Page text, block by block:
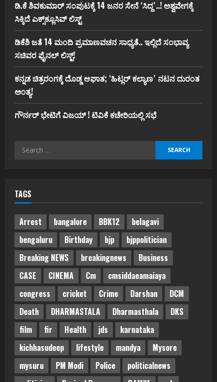
ಡಿ.ಕೆ ಶಿವಕುಮಾರ್‌ ಸಂಪುಟಕ್ಕೆ 14 ಜನರ ಸೇನೆ ʻಸಿದ್ದʼ..! ಅಶ್ವವೇಗಕ್ಕೆ
ಸಿಕ್ಕಿದೆ ಎಕ್ಸ್‌ಕ್ಲೂಸಿವ್‌ ಲಿಸ್ಟ್‌
ಡಿಕೆಶಿ ಜತೆ 14 ಮಂದಿ ಪ್ರಮಾಣವಚನ ಸಾಧ್ಯತೆ.. ಇಲ್ಲಿದೆ ಸಂಭಾವ್ಯ
ಸಚಿವರ ಫೈನಲ್ ಲಿಸ್ಟ್‌!
ಕನ್ನಡ ಚಿತ್ರರಂಗಕ್ಕೆ ದೊಡ್ಡ ಆಘಾತ; ʻಹಿಟ್ಲರ್ ಕಲ್ಯಾಣʼ ನಟನ ದುರಂತ
ಅಂತ್ಯ!
ಗೌರ್ನರ್‌ ಭೇಟಿಗೆ ವಿಜಯ್‌ ! ಟಿವಿಕೆ ಕಚೇರಿಯಲ್ಲಿ ಸಭೆ
Search
TAGS
Arrest bangalore BBK12
belagavi
bengaluru
Birthday bjp
bjppolitician
Breaking NEWS
breakingnews
Business
CASE
CINEMA Cm
cmsiddaeamaiaya
congress
cricket Crime Darshan
DCM
Death
DHARMASTALA Dharmasthala
DKS
film
fir Health jds
karnataka
kichhasudeep
lifestyle mandya
Mysore
mysuru
PM Modi Police
politicalnews